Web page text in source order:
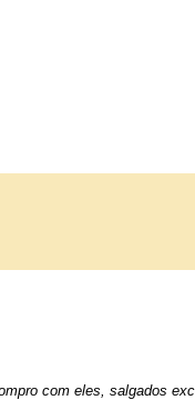
com eles, salgados